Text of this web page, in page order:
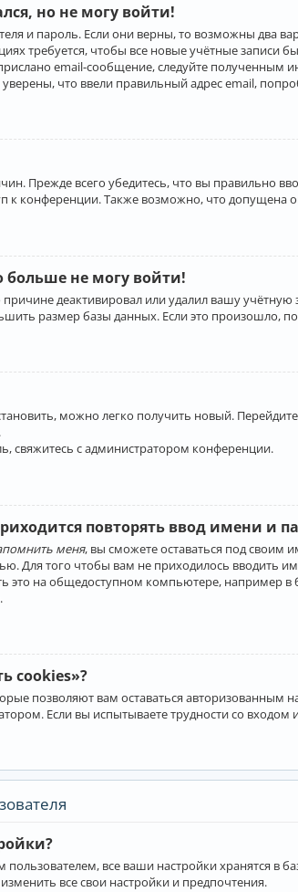
но не могу войти!
и пароль. Если они верны, то возможны два
требуется, чтобы все новые учётные записи
email-сообщение, следуйте
что ввели правильный адрес email,
Прежде всего убедитесь, что вы правильно
к конференции. Также возможно, что
больше не могу войти!
деактивировал или удалил вашу
размер базы данных. Если это произошло,
можно легко получить новый.
свяжитесь с администратором конференции.
повторять ввод имени и
меня, вы сможете оставаться под своим
Для того чтобы вам не приходилось вводить
это на общедоступном компьютере, например в
cookies»?
позволяют вам оставаться
Если вы испытываете трудности со
пользователем, все ваши настройки хранятся
все свои настройки и предпочтения.